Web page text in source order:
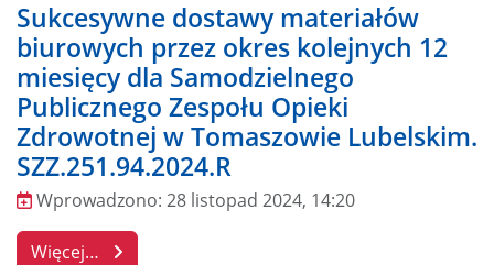
Sukcesywne dostawy materiałów
biurowych przez okres kolejnych 12
miesięcy dla Samodzielnego
Publicznego Zespołu Opieki
Zdrowotnej w Tomaszowie Lubelskim.
SZZ.251.94.2024.R
Wprowadzono
Wprowadzono: 28 listopad 2024, 14:20
Więcej…